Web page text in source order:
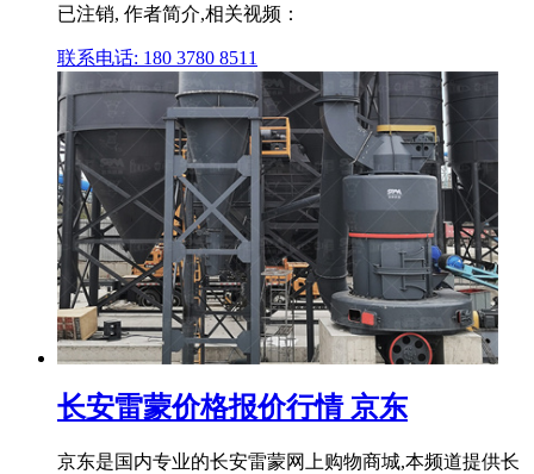
已注销, 作者简介,相关视频：
联系电话: 180 3780 8511
长安雷蒙价格报价行情 京东
京东是国内专业的长安雷蒙网上购物商城,本频道提供长